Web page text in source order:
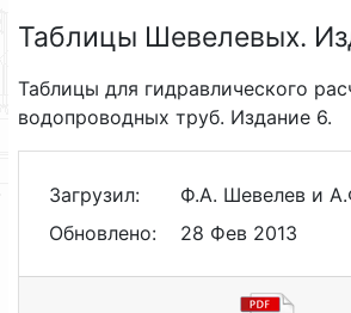
Таблицы Шевелевых.
Таблицы для гидравлического
водопроводных труб. Издание 6.
Загрузил:
Ф.А. Шевелев и
Обновлено:
28 Фев 2013